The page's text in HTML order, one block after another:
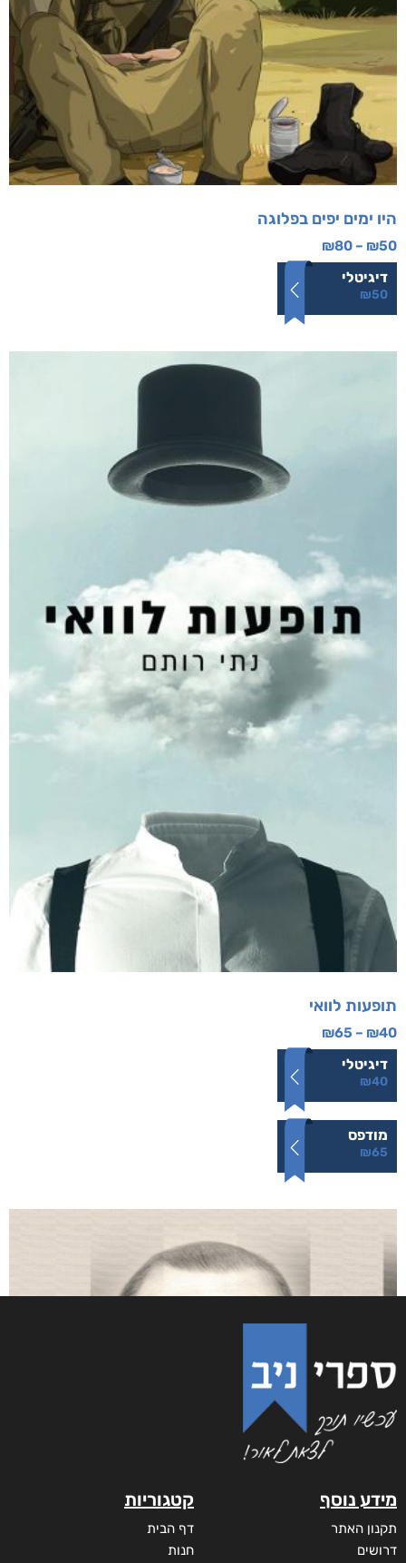
היו ימים יפים בפלוגה
₪50
–
₪80
דיגיטלי
₪50
תופעות לוואי
₪40
–
₪65
דיגיטלי
₪40
מודפס
₪65
מידע נוסף
תקנון האתר
דרושים
קטגוריות
דף הבית
חנות